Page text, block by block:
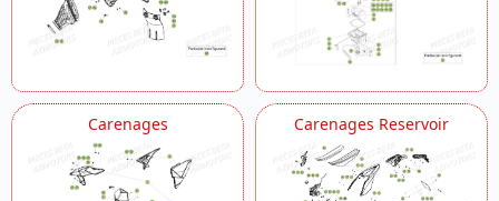
Carenages Carenages Reservoir